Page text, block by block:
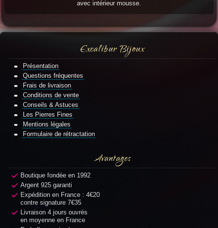
avec intérieur mousse.
Excalibur Bijoux
Présentation
Questions fréquentes
Frais de livraison
Conditions de vente
Conseils & Astuces
Les Pierres Fines
Mentions légales
Formulaire de rétractation
Avantages
Boutique fondée en 1992
Argent 925 garanti
Expédition en France : 4€20
contre signature 7€35
Livraison 4 jours ouvrés
en moyenne en France